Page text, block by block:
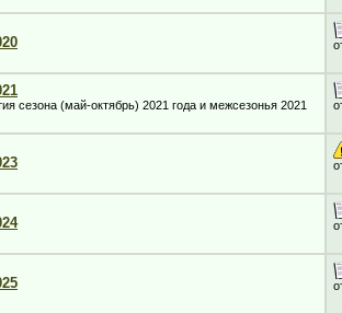
сезона (май-октябрь) 2021 года и межсезонья 2021